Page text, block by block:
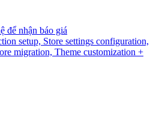
để nhận báo giá
setup, Store settings configuration,
migration, Theme customization +